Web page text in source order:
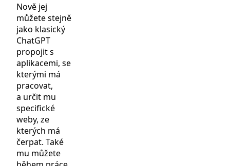
Nově jej
můžete stejně
jako klasický
ChatGPT
propojit s
aplikacemi, se
kterými má
pracovat,
a určit mu
specifické
weby, ze
kterých má
čerpat. Také
mu můžete